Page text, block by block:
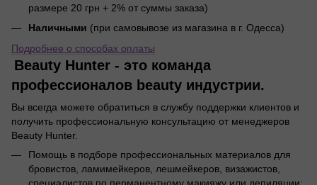
размере 20 грн + 2% от суммы заказа)
Наличными (при самовывозе из магазина в г. Одесса)
Подробнее о способах оплаты
Beauty Hunter - это команда
профессионалов beauty индустрии.
Вы всегда можете обратиться в службу поддержки клиентов и
получить профессиональную консультацию от менеджеров
Beauty Hunter.
Помощь в подборе профессиональных материалов для
бровистов, ламимейкеров, лешмейкеров, визажистов,
специалистов по перманентному макияжу или депиляции;